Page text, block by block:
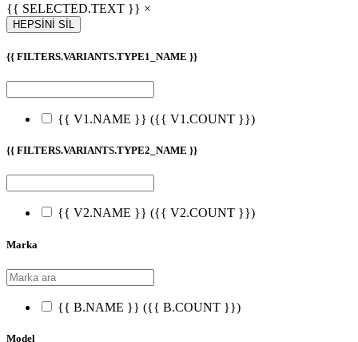
{{ SELECTED.TEXT }} ×
HEPSİNİ SİL
{{ FILTERS.VARIANTS.TYPE1_NAME }}
{{ V1.NAME }} ({{ V1.COUNT }})
{{ FILTERS.VARIANTS.TYPE2_NAME }}
{{ V2.NAME }} ({{ V2.COUNT }})
Marka
{{ B.NAME }} ({{ B.COUNT }})
Model